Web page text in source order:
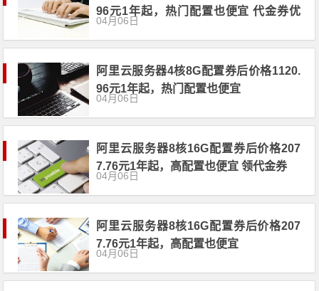
96元1年起，热门配置也便宜 代金券优
惠券
04月06日
阿里云服务器4核8G配置券后价格1120.
96元1年起，热门配置也便宜
04月06日
阿里云服务器8核16G配置券后价格207
7.76元1年起，高配置也便宜 领代金券
04月06日
阿里云服务器8核16G配置券后价格207
7.76元1年起，高配置也便宜
04月06日